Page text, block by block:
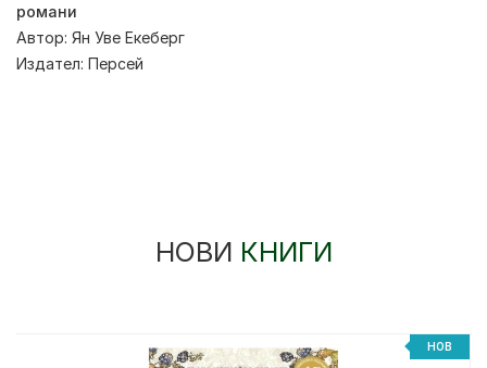
романи
Автор: Ян Уве Екеберг
Издател: Персей
НОВИ КНИГИ
НОВ